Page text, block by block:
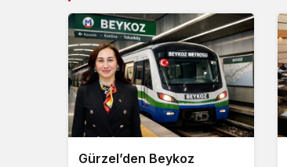
Gürzel’den Beykoz